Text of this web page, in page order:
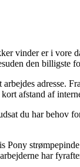
vinder er i
den
adresse.
afstand af
du har behov
Pony
har